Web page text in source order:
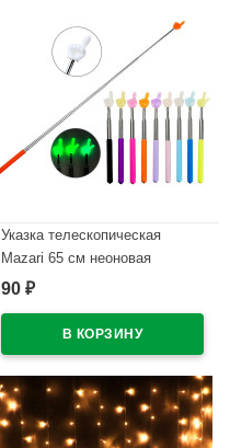
Указка телескопическая
Mazari 65 см неоновая
светящаяся в темноте арт M-
90 ₽